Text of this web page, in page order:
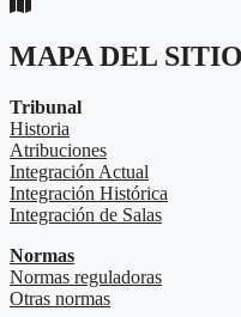
MAPA DEL SITIO
Tribunal
Historia
Atribuciones
Integración Actual
Integración Histórica
Integración de Salas
Normas
Normas reguladoras
Otras normas